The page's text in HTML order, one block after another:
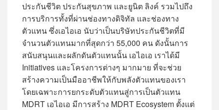
ประกันชีวิต ประกันสุขภาพ และยูนิต ลิงค์ รวมไปถึง
การบริการทั้งที่ผ่านช่องทางดิจิทัล และช่องทาง
ตัวแทน ซึ่งเอไอเอ นับว่าเป็นบริษัทประกันชีวิตที่มี
จำนวนตัวแทนมากที่สุดกว่า 55,000 คน ดังนั้นการ
สนับสนุนและผลักดันตัวแทนนั้น เอไอเอ เราได้มี
Initiatives และโครงการต่างๆ มากมาย ที่จะช่วย
สร้างความเป็นมืออาชีพให้กับพลังตัวแทนของเรา
โดยเฉพาะการยกระดับตัวแทนสู่การเป็นตัวแทน
MDRT เอไอเอ มีการสร้าง MDRT Ecosystem ตั้งแต่